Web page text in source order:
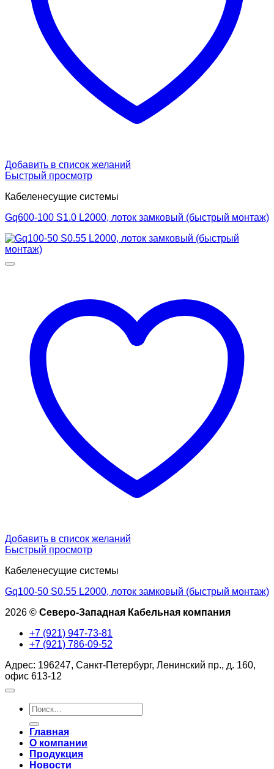
Добавить в список желаний
Быстрый просмотр
Кабеленесущие системы
Gq600-100 S1.0 L2000, лоток замковый (быстрый монтаж)
Добавить в список желаний
Быстрый просмотр
Кабеленесущие системы
Gq100-50 S0.55 L2000, лоток замковый (быстрый монтаж)
2026 © Северо-Западная Кабельная компания
+7 (921) 947-73-81
+7 (921) 786-09-52
Адрес: 196247, Санкт-Петербург, Ленинский пр., д. 160,
офис 613-12
Искать:
Главная
О компании
Продукция
Новости